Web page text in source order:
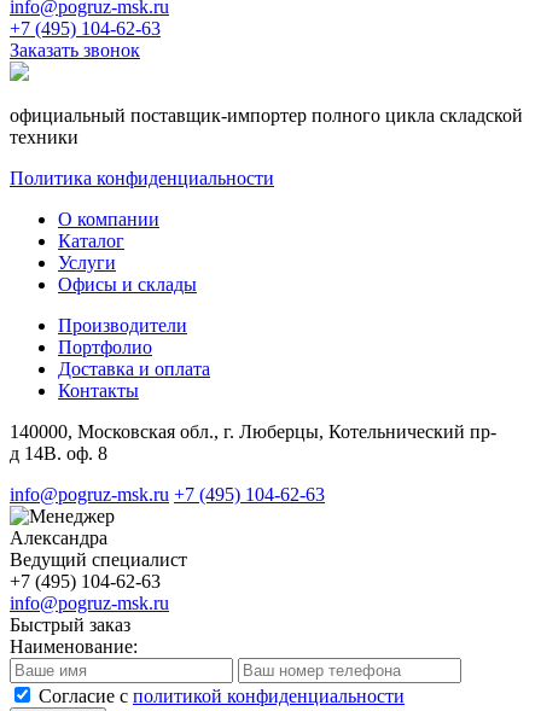
info@pogruz-msk.ru
+7 (495) 104-62-63
Заказать звонок
официальный поставщик-импортер полного цикла складской
техники
Политика конфиденциальности
О компании
Каталог
Услуги
Офисы и склады
Производители
Портфолио
Доставка и оплата
Контакты
140000, Московская обл., г. Люберцы, Котельнический пр-
д 14В. оф. 8
info@pogruz-msk.ru +7 (495) 104-62-63
Александра
Ведущий специалист
+7 (495) 104-62-63
info@pogruz-msk.ru
Быстрый заказ
Наименование:
Cогласие с политикой конфиденциальности